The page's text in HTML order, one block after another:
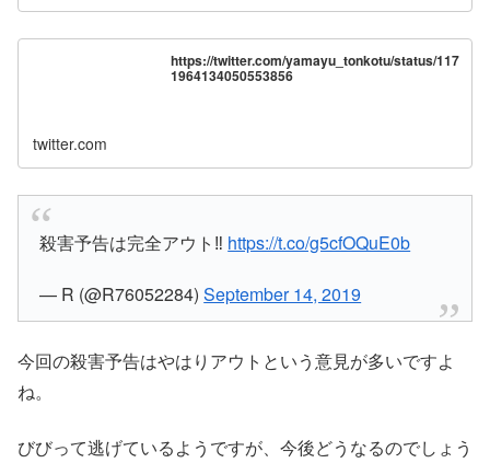
https://twitter.com/yamayu_tonkotu/status/117
1964134050553856
twitter.com
殺害予告は完全アウト‼️ https://t.co/g5cfOQuE0b
— R (@R76052284)September 14, 2019
今回の殺害予告はやはりアウトという意見が多いですよ
ね。
びびって逃げているようですが、今後どうなるのでしょう